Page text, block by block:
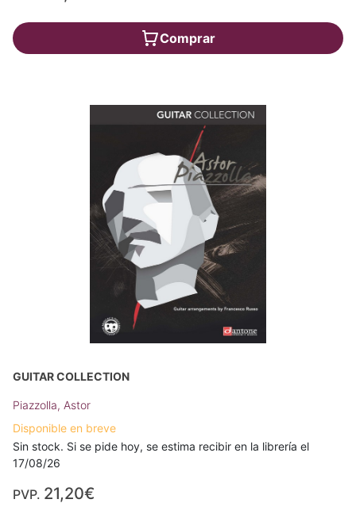
Comprar
GUITAR COLLECTION
Piazzolla, Astor
Disponible en breve
Sin stock. Si se pide hoy, se estima recibir en la librería el
17/08/26
PVP. 21,20€